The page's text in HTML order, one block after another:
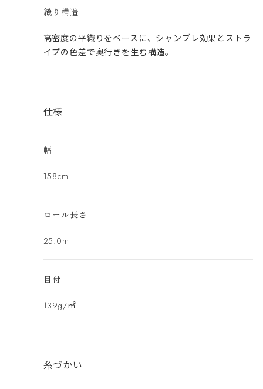
織り構造
高密度の平織りをベースに、シャンブレ効果とストラ
イプの色差で奥行きを生む構造。
仕様
幅
158cm
ロール長さ
25.0m
目付
139g/㎡
糸づかい